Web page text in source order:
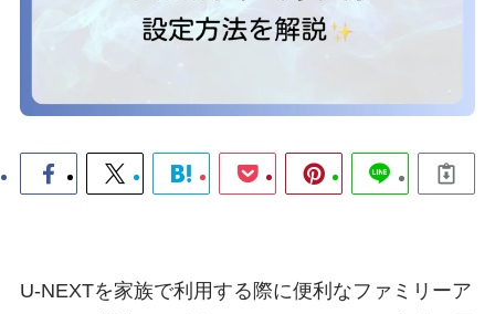
U-NEXTを家族で利用する際に便利なファミリーア